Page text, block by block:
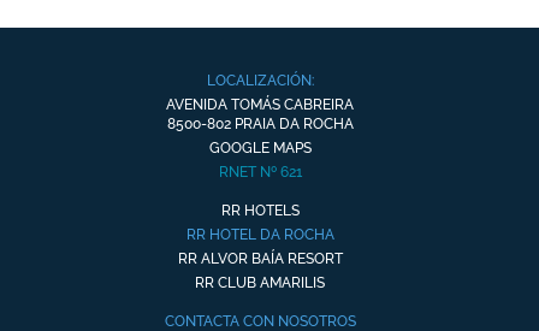
LOCALIZACIÓN:
AVENIDA TOMÁS CABREIRA
8500-802 PRAIA DA ROCHA
GOOGLE MAPS
RNET Nº 621
RR HOTELS
RR HOTEL DA ROCHA
RR ALVOR BAÍA RESORT
RR CLUB AMARILIS
CONTACTA CON NOSOTROS